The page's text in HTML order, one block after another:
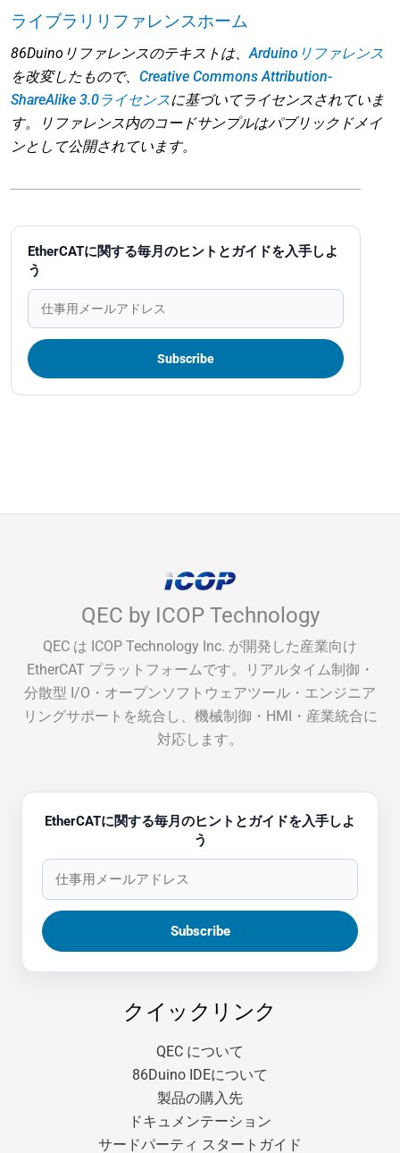
EtherCATに関する毎月のヒントとガイドを入手しよ
う
ライブラリリファレンスホーム
86Duinoリファレンスのテキストは、Arduinoリファレンス
を改変したもので、 Creative Commons Attribution-
ShareAlike 3.0ライセンスに基づいてライセンスされていま
す。リファレンス内のコードサンプルはパブリックドメイ
ンとして公開されています。
QEC by ICOP Technology
QEC は ICOP Technology Inc. が開発した産業向け
EtherCAT プラットフォームです。リアルタイム制御・
分散型 I/O・オープンソフトウェアツール・エンジニア
リングサポートを統合し、機械制御・HMI・産業統合に
対応します。
EtherCATに関する毎月のヒントとガイドを入手しよ
う
クイックリンク
QEC について
86Duino IDEについて
製品の購入先
ドキュメンテーション
サードパーティ スタートガイド